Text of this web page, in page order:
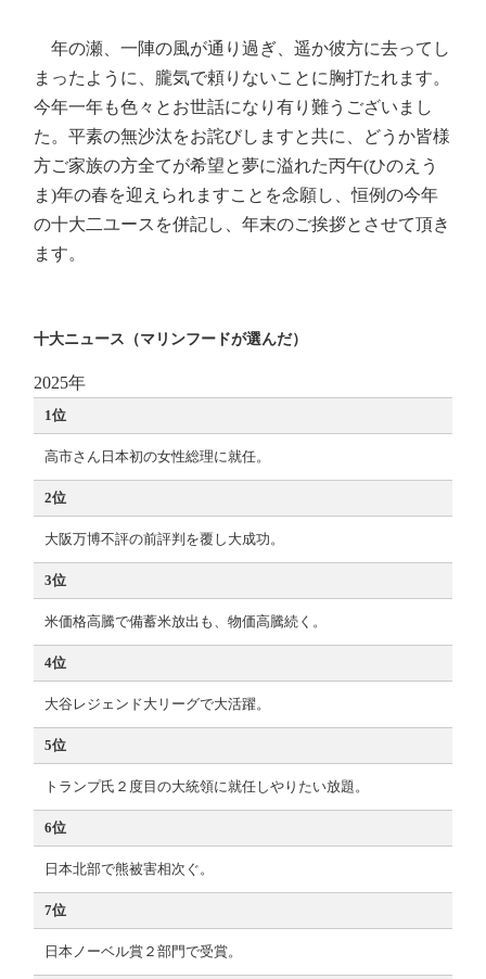
年の瀬、一陣の風が通り過ぎ、遥か彼方に去ってし
まったように、朧気で頼りないことに胸打たれます。
今年一年も色々とお世話になり有り難うございまし
た。平素の無沙汰をお詫びしますと共に、どうか皆様
方ご家族の方全てが希望と夢に溢れた丙午(ひのえう
ま)年の春を迎えられますことを念願し、恒例の今年
の十大二ユースを併記し、年末のご挨拶とさせて頂き
ます。
十大ニュース（マリンフードが選んだ）
2025年
1位
高市さん日本初の女性総理に就任。
2位
大阪万博不評の前評判を覆し大成功。
3位
米価格高騰で備蓄米放出も、物価高騰続く。
4位
大谷レジェンド大リーグで大活躍。
5位
トランプ氏２度目の大統領に就任しやりたい放題。
6位
日本北部で熊被害相次ぐ。
7位
日本ノーベル賞２部門で受賞。